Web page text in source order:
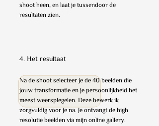
shoot heen, en laat je tussendoor de
resultaten zien.
4. Het resultaat
Na de shoot selecteer je de 40 beelden die
jouw transformatie en je persoonlijkheid het
meest weerspiegelen. Deze bewerk ik
zorgvuldig voor je na. Je ontvangt de high
resolutie beelden via mijn online gallery.